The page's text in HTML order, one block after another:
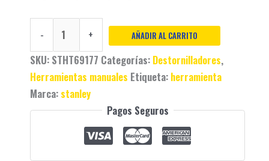
- + AÑADIR AL CARRITO
SKU: STHT69177 Categorías: Destornilladores,
Herramientas manuales Etiqueta: herramienta
Marca: stanley
Pagos Seguros